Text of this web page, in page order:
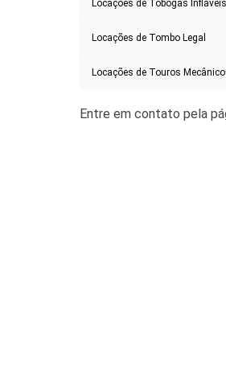
Locações de Tobogãs Infláveis
Locações de Tombo Legal
Locações de Touros